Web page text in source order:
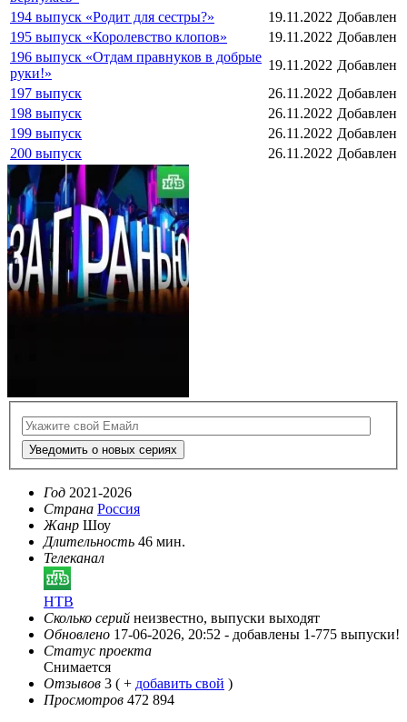
194 выпуск «Родит для сестры?»
19.11.2022 Добавлен
195 выпуск «Королевство клопов»
19.11.2022 Добавлен
196 выпуск «Отдам правнуков в добрые
руки!»
19.11.2022 Добавлен
197 выпуск
26.11.2022 Добавлен
198 выпуск
26.11.2022 Добавлен
199 выпуск
26.11.2022 Добавлен
200 выпуск
26.11.2022 Добавлен
Уведомить о новых сериях
Год 2021-2026
Страна Россия
Жанр Шоу
Длительность 46 мин.
Телеканал
НТВ
Сколько серий неизвестно, выпуски выходят
Обновлено 17-06-2026, 20:52 - добавлены 1-775 выпуски!
Статус проекта
Снимается
Отзывов 3 ( + добавить свой )
Просмотров 472 894